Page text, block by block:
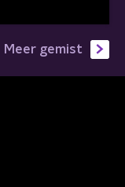
Meer gemist